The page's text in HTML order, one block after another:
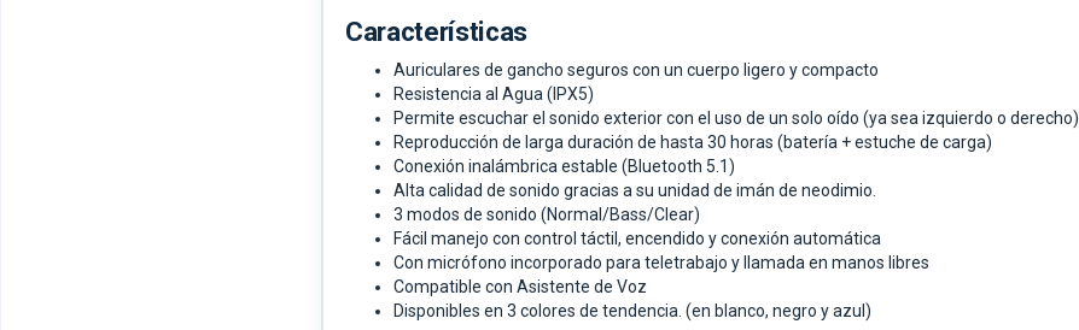
Características
Auriculares de gancho seguros con un cuerpo ligero y compacto
Resistencia al Agua (IPX5)
Permite escuchar el sonido exterior con el uso de un solo oído (ya sea izquierdo o derecho)
Reproducción de larga duración de hasta 30 horas (batería + estuche de carga)
Conexión inalámbrica estable (Bluetooth 5.1)
Alta calidad de sonido gracias a su unidad de imán de neodimio.
3 modos de sonido (Normal/Bass/Clear)
Fácil manejo con control táctil, encendido y conexión automática
Con micrófono incorporado para teletrabajo y llamada en manos libres
Compatible con Asistente de Voz
Disponibles en 3 colores de tendencia. (en blanco, negro y azul)